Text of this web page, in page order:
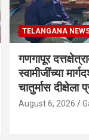
TELANGANA
गणगापूर
स्वामीजींच्या
चातुर्मास दीक्षेला
August 6, 2026